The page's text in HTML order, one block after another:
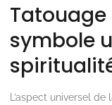
Tatouage
symbole
L’aspect universel de